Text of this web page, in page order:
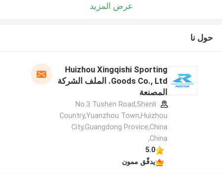
عرض المزيد
حول نا
Huizhou Xingqishi Sporting
Goods Co., Ltd. الملف الشركة
المصنعة
No.3 Tushen Road,Shenli
Country,Yuanzhou Town,Huizhou
City,Guangdong Provice,China
,China
5.0
يدقّق ممون